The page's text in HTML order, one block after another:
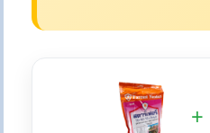
+